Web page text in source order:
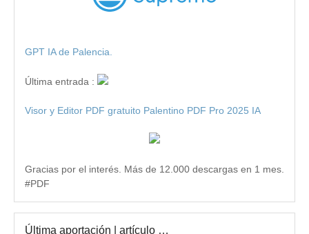
GPT IA de Palencia.
Última entrada :
Visor y Editor PDF gratuito Palentino PDF Pro 2025 IA
Gracias por el interés. Más de 12.000 descargas en 1 mes.
#PDF
Última aportación | artículo …